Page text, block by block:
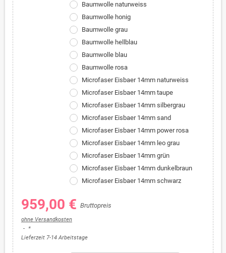
Baumwolle naturweiss
Baumwolle honig
Baumwolle grau
Baumwolle hellblau
Baumwolle blau
Baumwolle rosa
Microfaser Eisbaer 14mm naturweiss
Microfaser Eisbaer 14mm taupe
Microfaser Eisbaer 14mm silbergrau
Microfaser Eisbaer 14mm sand
Microfaser Eisbaer 14mm power rosa
Microfaser Eisbaer 14mm leo grau
Microfaser Eisbaer 14mm grün
Microfaser Eisbaer 14mm dunkelbraun
Microfaser Eisbaer 14mm schwarz
959,00 € Bruttopreis
ohne Versandkosten
*
Lieferzeit 7-14 Arbeitstage